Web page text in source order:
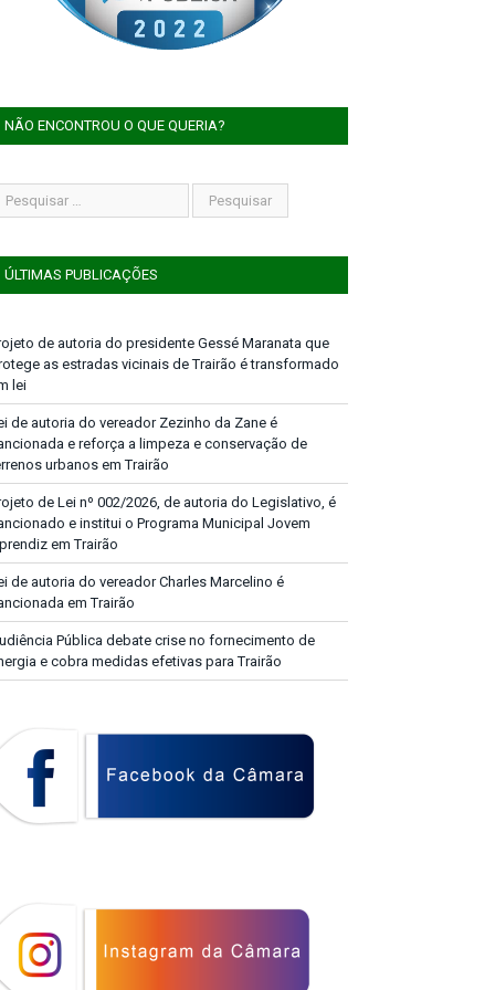
NÃO ENCONTROU O QUE QUERIA?
ÚLTIMAS PUBLICAÇÕES
de autoria do presidente Gessé Maranata que
as estradas vicinais de Trairão é transformado
lei
de autoria do vereador Zezinho da Zane é
e reforça a limpeza e conservação de
urbanos em Trairão
de Lei nº 002/2026, de autoria do Legislativo, é
e institui o Programa Municipal Jovem
em Trairão
de autoria do vereador Charles Marcelino é
em Trairão
Pública debate crise no fornecimento de
e cobra medidas efetivas para Trairão